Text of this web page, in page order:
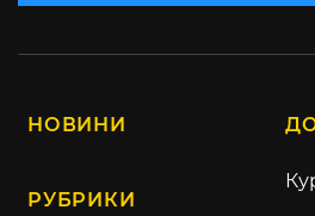
НОВИНИ
РУБРИКИ